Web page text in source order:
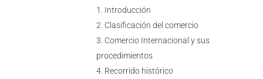
Introducción
Clasificación del comercio
Comercio Internacional y sus
procedimientos
Recorrido histórico